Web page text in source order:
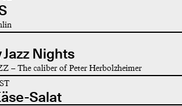
Nights
– The caliber of Peter Herbolzheimer
Salat